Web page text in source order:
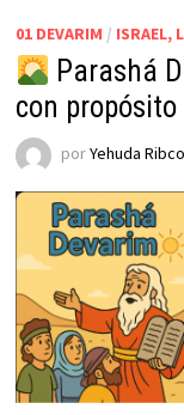
01 DEVARIM / ISRAEL,
Parashá
con propósito
porYehuda Ribco